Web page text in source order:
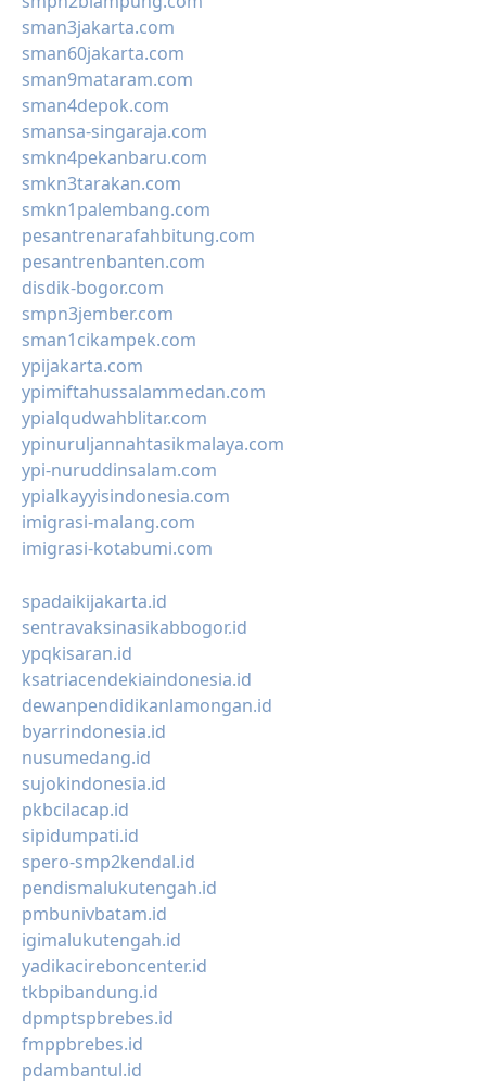
sman3jakarta.com
sman60jakarta.com
sman9mataram.com
sman4depok.com
smansa-singaraja.com
smkn4pekanbaru.com
smkn3tarakan.com
smkn1palembang.com
pesantrenarafahbitung.com
pesantrenbanten.com
disdik-bogor.com
smpn3jember.com
sman1cikampek.com
ypijakarta.com
ypimiftahussalammedan.com
ypialqudwahblitar.com
ypinuruljannahtasikmalaya.com
ypi-nuruddinsalam.com
ypialkayyisindonesia.com
imigrasi-malang.com
imigrasi-kotabumi.com
spadaikijakarta.id
sentravaksinasikabbogor.id
ypqkisaran.id
ksatriacendekiaindonesia.id
dewanpendidikanlamongan.id
byarrindonesia.id
nusumedang.id
sujokindonesia.id
pkbcilacap.id
sipidumpati.id
spero-smp2kendal.id
pendismalukutengah.id
pmbunivbatam.id
igimalukutengah.id
yadikacireboncenter.id
tkbpibandung.id
dpmptspbrebes.id
fmppbrebes.id
pdambantul.id